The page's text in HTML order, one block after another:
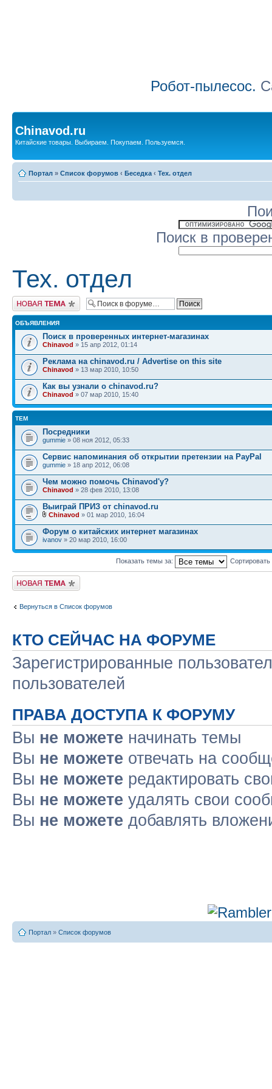
Робот-пылесос.
Chinavod.ru
Китайские товары. Выбираем. Покупаем. Пользуемся.
Портал » Список форумов ‹ Беседка ‹ Тех. отдел
Поиск в
Тех. отдел
Начать новую тему
ОБЪЯВЛЕНИЯ
Поиск в проверенных интернет-магазинах
Chinavod » 15 апр 2012, 01:14
Реклама на chinavod.ru / Advertise on this site
Chinavod » 13 мар 2010, 10:50
Как вы узнали о chinavod.ru?
Chinavod » 07 мар 2010, 15:40
ТЕМ
Посредники
gummie » 08 ноя 2012, 05:33
Сервис напоминания об открытии претензии на PayPal
gummie » 18 апр 2012, 06:08
Чем можно помочь Сhinavod'у?
Chinavod » 28 фев 2010, 13:08
Выиграй ПРИЗ от chinavod.ru
Chinavod » 01 мар 2010, 16:04
Форум о китайских интернет магазинах
ivanov » 20 мар 2010, 16:00
Показать темы за:
Начать новую тему
Вернуться в Список форумов
КТО СЕЙЧАС НА ФОРУМЕ
Зарегистрированные
пользователей
ПРАВА ДОСТУПА К ФОРУМУ
Вы не можете начинать темы
Вы не можете отвечать на
Вы не можете редактировать
Вы не можете удалять свои
Вы не можете добавлять
Портал » Список форумов